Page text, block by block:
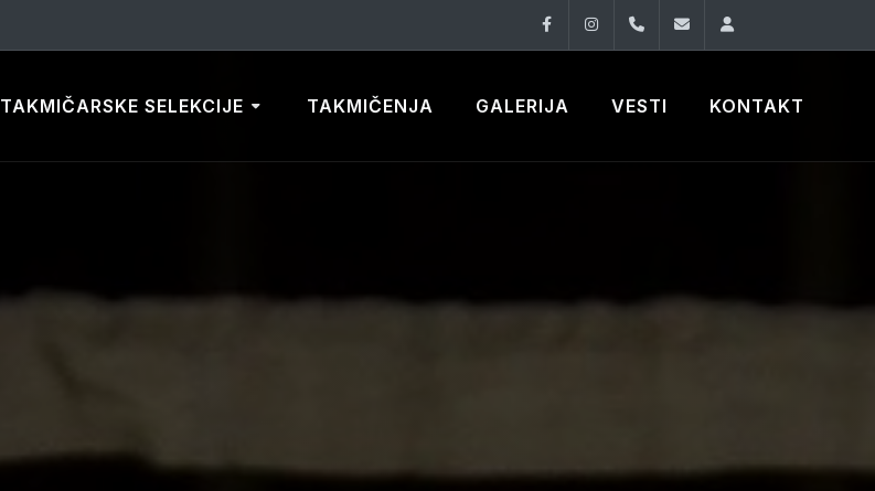
FacebookInstagram060 33 86 930
TAKMIČARSKE SELEKCIJE TAKMIČENJA GALERIJA VESTI KONTAKT